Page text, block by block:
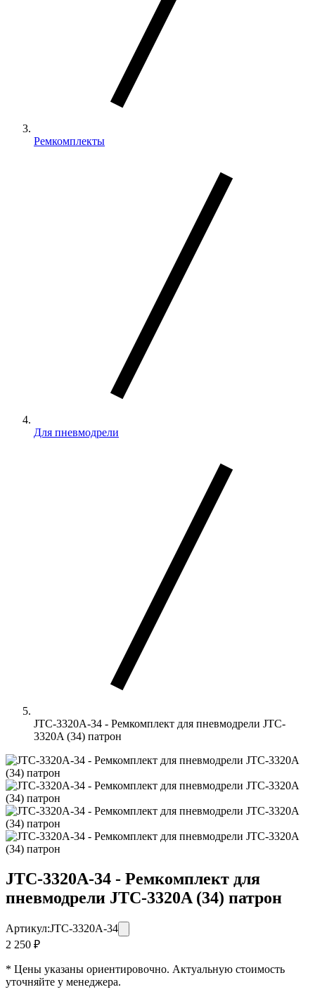
Ремкомплекты
Для пневмодрели
JTC-3320A-34 - Ремкомплект для пневмодрели JTC-
3320A (34) патрон
JTC-3320A-34 - Ремкомплект для
пневмодрели JTC-3320A (34) патрон
Артикул:JTC-3320A-34
2 250 ₽
* Цены указаны ориентировочно. Актуальную стоимость
уточняйте у менеджера.